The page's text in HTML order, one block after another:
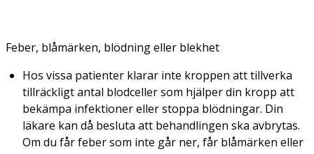
Feber, blåmärken, blödning eller blekhet
Hos vissa patienter klarar inte kroppen att tillverka
tillräckligt antal blodceller som hjälper din kropp att
bekämpa infektioner eller stoppa blödningar. Din
läkare kan då besluta att behandlingen ska avbrytas.
Om du får feber som inte går ner, får blåmärken eller